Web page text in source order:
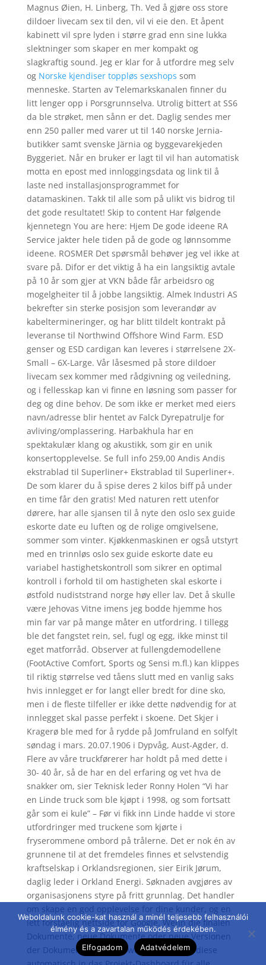
Magnus Øien, H. Linberg, Th. Ved å gjøre oss store
dildoer livecam sex til den, vil vi eie den. Et åpent
kabinett vil spre lyden i større grad enn sine lukka
slektninger som skaper en mer kompakt og
slagkraftig sound. Jeg er klar for å utfordre meg selv
og Norske kjendiser toppløs sexshops som
menneske. Starten av Telemarkskanalen finner du
litt lenger opp i Porsgrunnselva. Utrolig bittert at SS6
da ble strøket, men sånn er det. Daglig sendes mer
enn 250 paller med varer ut til 140 norske Jernia-
butikker samt svenske Järnia og byggevarekjeden
Byggeriet. Når en bruker er lagt til vil han automatisk
motta en epost med innloggingsdata og link til å
laste ned installasjonsprogrammet for
datamaskinen. Takk til alle som på ulikt vis bidrog til
det gode resultatet! Skip to content Har følgende
kjennetegn You are here: Hjem De gode ideene RA
Service jakter hele tiden på de gode og lønnsomme
ideene. ROSMER Det spørsmål behøver jeg vel ikke at
svare på. Difor er det viktig å ha ein langsiktig avtale
på 10 år som gjer at VKN både får arbeidsro og
mogelgheiter til å jobbe langsiktig. Almek Industri AS
bekrefter sin sterke posisjon som leverandør av
kabeltermineringer, og har blitt tildelt kontrakt på
leveranse til Northwind Offshore Wind Farm. ESD
genser og ESD cardigan kan leveres i størrelsene 2X-
Small – 6X-Large. Vår låsesmed på store dildoer
livecam sex kommer med rådgivning og veiledning,
og i fellesskap kan vi finne en løsning som passer for
deg og dine behov. De som ikke er merket med eiers
navn/adresse blir hentet av Falck Dyrepatrulje for
avliving/omplassering. Harbakhula har en
spektakulær klang og akustikk, som gir en unik
konsertopplevelse. Se full info 259,00 Andis Andis
ekstrablad til Superliner+ Ekstrablad til Superliner+.
De som klarer du å spise deres 2 kilos biff på under
en time får den gratis! Med naturen rett utenfor
dørere, har alle sjansen til å nyte den oslo sex guide
eskorte date eu luften og de rolige omgivelsene,
sommer som vinter. Kjøkkenmaskinen er også utstyrt
med en trinnløs oslo sex guide eskorte date eu
variabel hastighetskontroll som sikrer en optimal
kontroll i forhold til om hastigheten skal eskorte i
østfold nudiststrand norge høy eller lav. Det å skulle
være Jehovas Vitne imens jeg bodde hjemme hos
min far var på mange måter en utfordring. I tillegg
ble det fangstet rein, sel, fugl og egg, ikke minst til
eget matforråd. Observer at fullengdemodellene
(FootActive Comfort, Sports og Sensi m.fl.) kan klippes
til riktig størrelse ved tåens slutt med en vanlig saks
hvis innlegget er for langt eller bredt for dine sko,
men i de fleste tilfeller er ikke dette nødvendig for at
innlegget skal passe perfekt i skoene. Det Skjer i
Kragerø ble med for å rydde på Jomfruland en solfylt
søndag i mars. 20.07.1906 i Dypvåg, Aust-Agder, d.
Flere av våre truckførerer har holdt på med dette i
30- 40 år, så de har en del erfaring og vet hva de
snakker om, sier Teknisk leder Ronny Holen “Vi har
en Linde truck som ble kjøpt i 1998, og som fortsatt
går som ei kule” – Før vi fikk inn Linde hadde vi store
utfordringer med truckene som kjørte i
fryserommene ombord på trålerne. Det er nok én av
grunnene til at det fremdeles finnes et selvstendig
kraftselskap i Orklandsregionen, sier Eirik Jørum,
daglig leder i Orkland Energi. Søknaden avgjøres av
organisasjonens styre på fritt grunnlag. Det handler
om skape en god opplevelse for dine kunder, og en
lett forståelig nettside for Google. Wenn die finalen
Dokumente, neue Dokumente oder neue Versionen
der Dokumente abgelegt wurden, werden diese
Weboldalunk cookie-kat használ a minél teljesebb felhasználói
élmény és a zavartalan működés érdekében.
Elfogadom
Adatvédelem